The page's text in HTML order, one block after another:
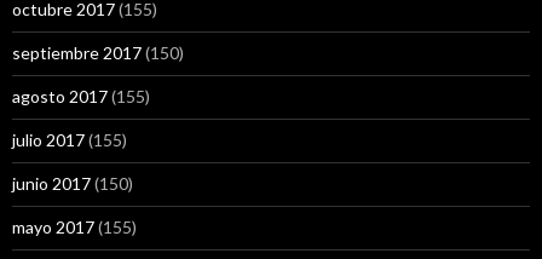
octubre 2017(155)
septiembre 2017(150)
agosto 2017(155)
julio 2017(155)
junio 2017(150)
mayo 2017(155)